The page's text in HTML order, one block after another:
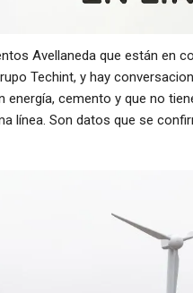
Avellaneda que están en
Techint, y hay
energía, cemento y que no
línea. Son datos que se